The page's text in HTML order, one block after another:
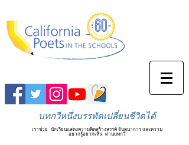
บทกวีหนึ่งบรรทัดเปลี่ยนชีวิตได้
เราช่วย นักเรียนแสดงความคิดสร้างสรรค์ จินตนาการ และความ
อยากรู้อยากเห็น ผ่านบทกวี